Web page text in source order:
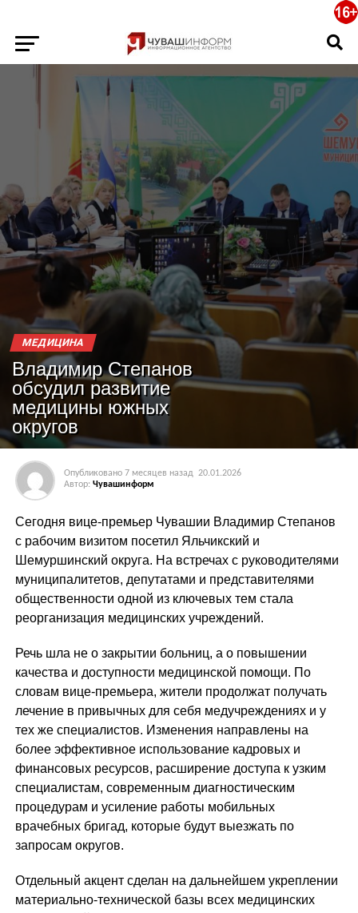
МЕДИЦИНА
Владимир Степанов
обсудил развитие
медицины южных
округов
Опубликовано 7 месяцев назад 20.01.2026
Автор: Чувашинформ
Сегодня вице-премьер Чувашии Владимир Степанов
с рабочим визитом посетил Яльчикский и
Шемуршинский округа. На встречах с руководителями
муниципалитетов, депутатами и представителями
общественности одной из ключевых тем стала
реорганизация медицинских учреждений.
Речь шла не о закрытии больниц, а о повышении
качества и доступности медицинской помощи. По
словам вице-премьера, жители продолжат получать
лечение в привычных для себя медучреждениях и у
тех же специалистов. Изменения направлены на
более эффективное использование кадровых и
финансовых ресурсов, расширение доступа к узким
специалистам, современным диагностическим
процедурам и усиление работы мобильных
врачебных бригад, которые будут выезжать по
запросам округов.
Отдельный акцент сделан на дальнейшем укреплении
материально-технической базы всех медицинских